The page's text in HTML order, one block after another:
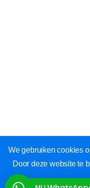
We gebruiken cookies
Door deze website te